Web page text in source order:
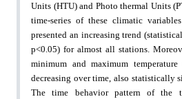
Units (HTU) and Photo thermal Units
time-series of these climatic
presented an increasing trend
p<0.05) for almost all stations.
minimum and maximum
decreasing over time, also statistically
The time behavior pattern of the